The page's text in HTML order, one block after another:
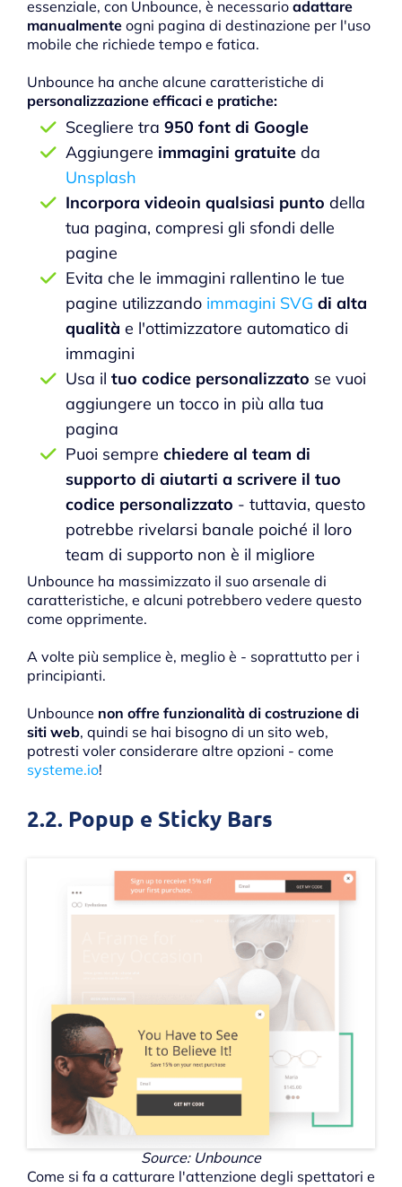
essenziale, con Unbounce, è necessario adattare
manualmente ogni pagina di destinazione per l'uso
mobile che richiede tempo e fatica.
Unbounce ha anche alcune caratteristiche di
personalizzazione efficaci e pratiche:
Scegliere tra 950 font di Google
Aggiungere immagini gratuite da
Unsplash
Incorpora videoin qualsiasi punto della
tua pagina, compresi gli sfondi delle
pagine
Evita che le immagini rallentino le tue
pagine utilizzando immagini SVG di alta
qualità e l'ottimizzatore automatico di
immagini
Usa il tuo codice personalizzato se vuoi
aggiungere un tocco in più alla tua
pagina
Puoi sempre chiedere al team di
supporto di aiutarti a scrivere il tuo
codice personalizzato - tuttavia, questo
potrebbe rivelarsi banale poiché il loro
team di supporto non è il migliore
Unbounce ha massimizzato il suo arsenale di
caratteristiche, e alcuni potrebbero vedere questo
come opprimente.
A volte più semplice è, meglio è - soprattutto per i
principianti.
Unbounce non offre funzionalità di costruzione di
siti web, quindi se hai bisogno di un sito web,
potresti voler considerare altre opzioni - come
systeme.io!
2.2. Popup e Sticky Bars
Source: Unbounce
Come si fa a catturare l'attenzione degli spettatori e